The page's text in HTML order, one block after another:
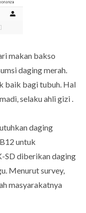
makan bakso
daging merah.
baik bagi tubuh. Hal
selaku ahli gizi .
daging
untuk
SD diberikan daging
Menurut survey,
masyarakatnya